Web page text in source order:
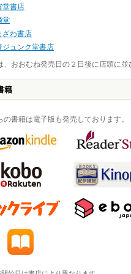
堂書店
堂
ざわ書店
ジュンク堂書店
おおむね発売日の２日後に店頭に並
籍
の書籍は電子版も発売しております。